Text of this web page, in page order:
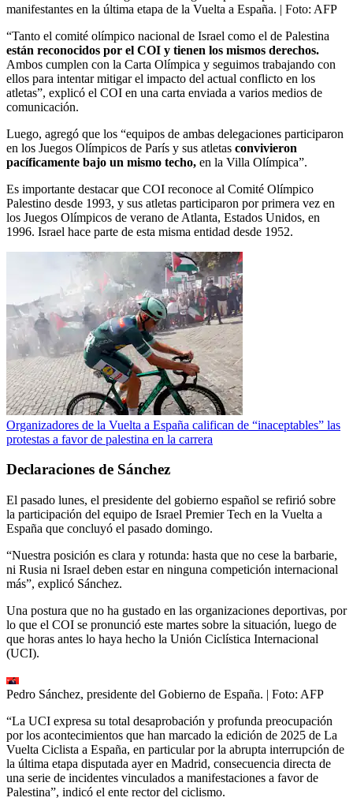
manifestantes en la última etapa de la Vuelta a España. | Foto: AFP
“Tanto el comité olímpico nacional de Israel como el de Palestina
están reconocidos por el COI y tienen los mismos derechos.
Ambos cumplen con la Carta Olímpica y seguimos trabajando con
ellos para intentar mitigar el impacto del actual conflicto en los
atletas”, explicó el COI en una carta enviada a varios medios de
comunicación.
Luego, agregó que los “equipos de ambas delegaciones participaron
en los Juegos Olímpicos de París y sus atletas convivieron
pacíficamente bajo un mismo techo, en la Villa Olímpica”.
Es importante destacar que COI reconoce al Comité Olímpico
Palestino desde 1993, y sus atletas participaron por primera vez en
los Juegos Olímpicos de verano de Atlanta, Estados Unidos, en
1996. Israel hace parte de esta misma entidad desde 1952.
Organizadores de la Vuelta a España califican de “inaceptables” las
protestas a favor de palestina en la carrera
Declaraciones de Sánchez
El pasado lunes, el presidente del gobierno español se refirió sobre
la participación del equipo de Israel Premier Tech en la Vuelta a
España que concluyó el pasado domingo.
“Nuestra posición es clara y rotunda: hasta que no cese la barbarie,
ni Rusia ni Israel deben estar en ninguna competición internacional
más”, explicó Sánchez.
Una postura que no ha gustado en las organizaciones deportivas, por
lo que el COI se pronunció este martes sobre la situación, luego de
que horas antes lo haya hecho la Unión Ciclística Internacional
(UCI).
Pedro Sánchez, presidente del Gobierno de España. | Foto: AFP
“La UCI expresa su total desaprobación y profunda preocupación
por los acontecimientos que han marcado la edición de 2025 de La
Vuelta Ciclista a España, en particular por la abrupta interrupción de
la última etapa disputada ayer en Madrid, consecuencia directa de
una serie de incidentes vinculados a manifestaciones a favor de
Palestina”, indicó el ente rector del ciclismo.